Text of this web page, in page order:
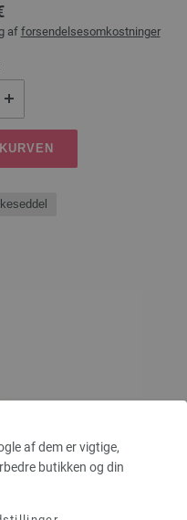
af dem er vigtige,
butikken og din
af forsendelsesomkostninger